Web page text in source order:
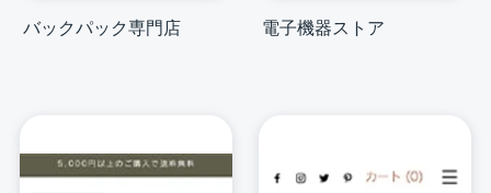
バックパック専門店 電子機器ストア